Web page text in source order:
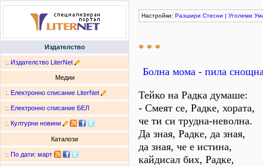
Издателство
:. Издателство LiterNet
Медии
:. Електронно списание LiterNet
:. Електронно списание БЕЛ
:. Културни новини
Каталози
:. По дати: март
Настройки: Разшири Стесни | Уголеми
* * *
Болна мома - пила
Тейко на Радка думаше:
- Смеят се, Радке, хората,
че ти си трудна-неволна.
Да зная, Радке, да зная,
да зная, че е истина,
кайдисал бих, Радке,